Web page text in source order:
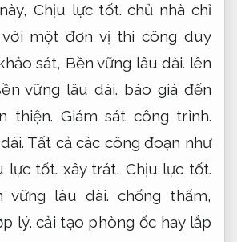
Chịu lực tốt. chủ nhà chỉ
với một đơn vị thi công duy
sát, Bền vững lâu dài. lên
vững lâu dài. báo giá đến
thiện. Giám sát công trình.
Tất cả các công đoạn như
lực tốt. xây trát, Chịu lực tốt.
vững lâu dài. chống thấm,
lý. cải tạo phòng ốc hay lắp